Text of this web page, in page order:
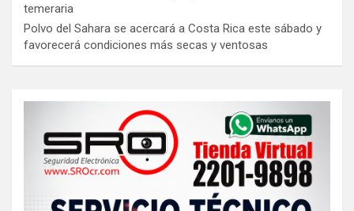
temeraria
Polvo del Sahara se acercará a Costa Rica este sábado y
favorecerá condiciones más secas y ventosas